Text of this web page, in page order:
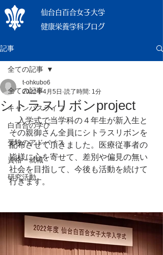
仙台白百合女子大学
健康栄養学科ブログ
記事
全ての記事
キャンパスライフ
白百合の学び
受験のアドバイス
資格・就職
研究活動
全ての記事
シトラスリボンproject
t-ohkubo6
2022年4月5日 読了時間: 1分
入学式で当学科の４年生が新入生と
その親御さん全員にシトラスリボンを
配布させて頂きました。医療従事者の
皆様に心を寄せて、差別や偏見の無い
社会を目指して、今後も活動を続けて
行きます。